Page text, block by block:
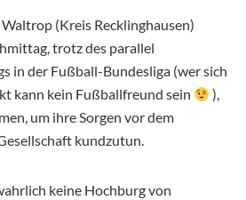
(Kreis Recklinghausen)
trotz des parallel
in der Fußball-Bundesliga (wer sich
kann kein Fußballfreund sein
),
um ihre Sorgen vor dem
kundzutun.
keine Hochburg von